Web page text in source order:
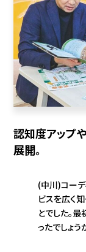
認知度アップ
展開。
(中川)コーデ
ビスを広く
とでした。
ったでしょう